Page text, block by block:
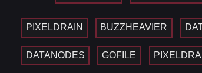
PIXELDRAIN BUZZHEAVIER
DATANODES GOFILE